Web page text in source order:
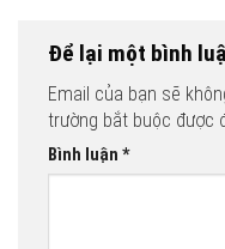
Để lại một bình
Email của bạn sẽ
trường bắt buộc được
Bình luận *